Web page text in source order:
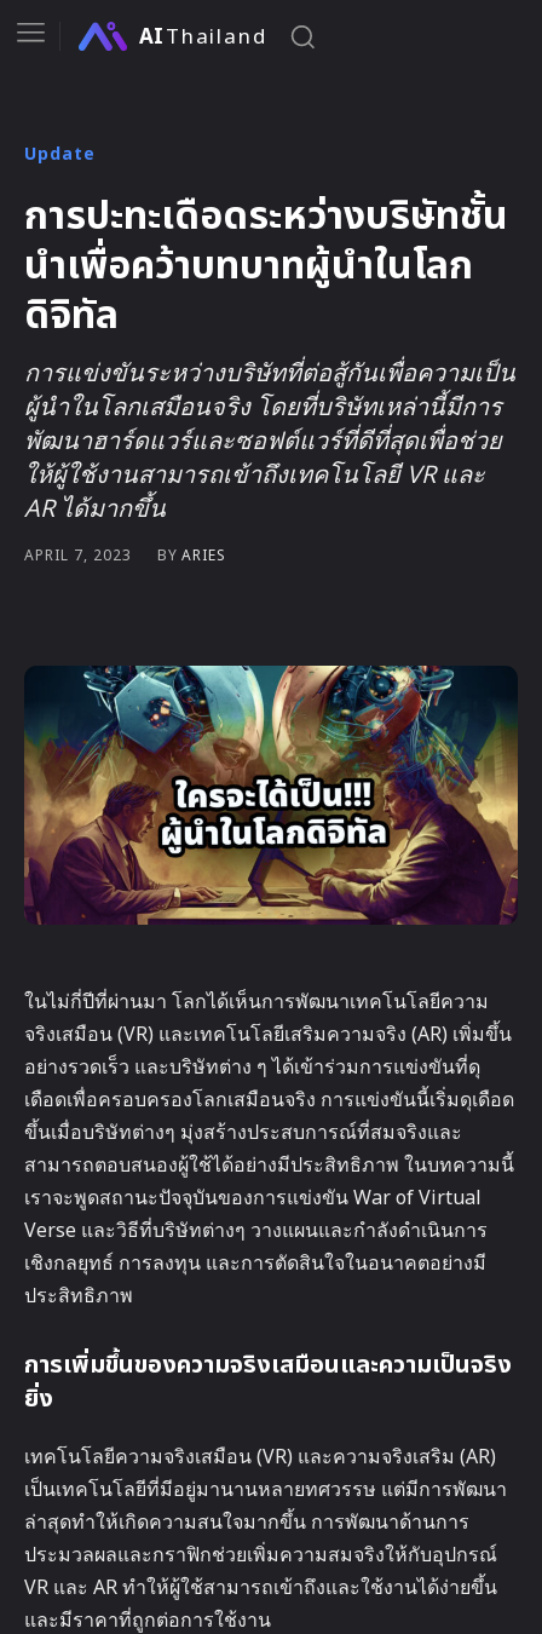
AIThailand
Update
การปะทะเดือดระหว่างบริษัทชั้น
นำเพื่อคว้าบทบาทผู้นำในโลก
ดิจิทัล
การแข่งขันระหว่างบริษัทที่ต่อสู้กันเพื่อความเป็น
ผู้นำในโลกเสมือนจริง โดยที่บริษัทเหล่านี้มีการ
พัฒนาฮาร์ดแวร์และซอฟต์แวร์ที่ดีที่สุดเพื่อช่วย
ให้ผู้ใช้งานสามารถเข้าถึงเทคโนโลยี VR และ
AR ได้มากขึ้น
APRIL 7, 2023 BY ARIES
ในไม่กี่ปีที่ผ่านมา โลกได้เห็นการพัฒนาเทคโนโลยีความ
จริงเสมือน (VR) และเทคโนโลยีเสริมความจริง (AR) เพิ่มขึ้น
อย่างรวดเร็ว และบริษัทต่าง ๆ ได้เข้าร่วมการแข่งขันที่ดุ
เดือดเพื่อครอบครองโลกเสมือนจริง การแข่งขันนี้เริ่มดุเดือด
ขึ้นเมื่อบริษัทต่างๆ มุ่งสร้างประสบการณ์ที่สมจริงและ
สามารถตอบสนองผู้ใช้ได้อย่างมีประสิทธิภาพ ในบทความนี้
เราจะพูดสถานะปัจจุบันของการแข่งขัน War of Virtual
Verse และวิธีที่บริษัทต่างๆ วางแผนและกำลังดำเนินการ
เชิงกลยุทธ์ การลงทุน และการตัดสินใจในอนาคตอย่างมี
ประสิทธิภาพ
การเพิ่มขึ้นของความจริงเสมือนและความเป็นจริง
ยิ่ง
เทคโนโลยีความจริงเสมือน (VR) และความจริงเสริม (AR)
เป็นเทคโนโลยีที่มีอยู่มานานหลายทศวรรษ แต่มีการพัฒนา
ล่าสุดทำให้เกิดความสนใจมากขึ้น การพัฒนาด้านการ
ประมวลผลและกราฟิกช่วยเพิ่มความสมจริงให้กับอุปกรณ์
VR และ AR ทำให้ผู้ใช้สามารถเข้าถึงและใช้งานได้ง่ายขึ้น
และมีราคาที่ถูกต่อการใช้งาน